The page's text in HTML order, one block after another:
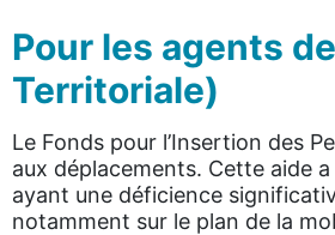
Pour les agents
Territoriale)
Le Fonds pour l’Insertion des
aux déplacements. Cette aide
ayant une déficience
notamment sur le plan de la